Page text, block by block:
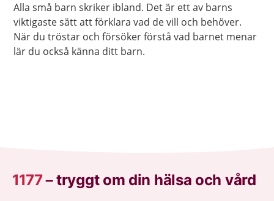
Alla små barn skriker ibland. Det är ett av barns
viktigaste sätt att förklara vad de vill och behöver.
När du tröstar och försöker förstå vad barnet menar
lär du också känna ditt barn.
1177–tryggt om din hälsa och vård